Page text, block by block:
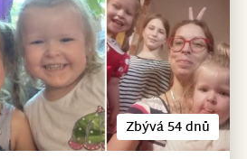
Zbývá 54 dnů